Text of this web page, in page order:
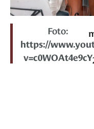
Foto:
https://
v=c0WOAt4e9cY